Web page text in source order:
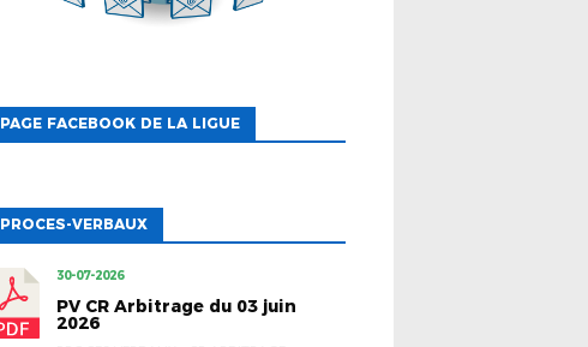
PAGE FACEBOOK DE LA LIGUE
PROCES-VERBAUX
30-07-2026
PV CR Arbitrage du 03 juin
2026